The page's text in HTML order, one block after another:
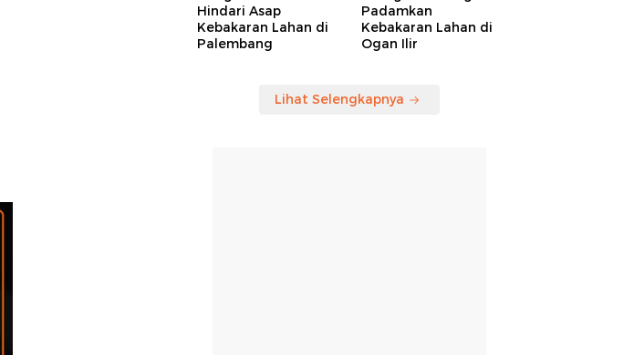
Hindari Asap
Kebakaran Lahan di
Palembang
Padamkan
Kebakaran Lahan di
Ogan Ilir
Lihat Selengkapnya